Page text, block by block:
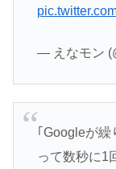
— えなモン
｢Googleが繰
って数秒に1